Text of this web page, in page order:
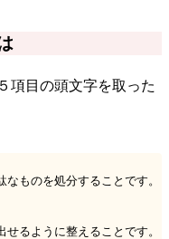
項目の頭文字を取った
ものを処分することです。
るように整えることです。